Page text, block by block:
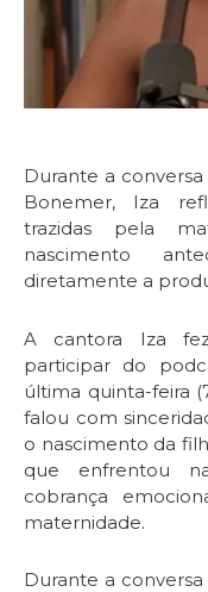
Durante a
Bonemer, Iza
trazidas pela
nascimento
diretamente a
A cantora Iza
participar do
última quinta-feira
falou com
o nascimento da
que enfrentou
cobrança
maternidade.
Durante a